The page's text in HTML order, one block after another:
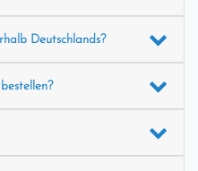
Deutschlands?